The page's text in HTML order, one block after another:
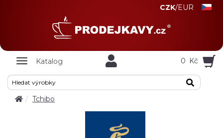
CZK/EUR
Zobrazit
Katalog 0 Kč
Tchibo